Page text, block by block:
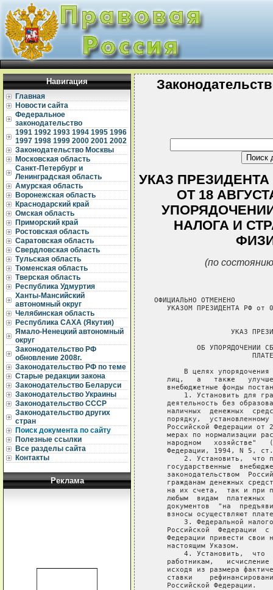
Навигация
Главная
Новости сайта
Федеральное
законодательство
1991 1992 1993 1994 1995 1996
1997 1998 1999 2000 2001 2002
Законодательство Москвы
Московская область
Санкт-Петербург и
Ленинградская область
Амурская область
Воронежская область
Краснодарский край
Омская область
Приморский край
Ростовская область
Саратовская область
Свердловская область
Тульская область
Тюменская область
Тверская область
Республика Удмуртия
Ханты-Мансийский
автономный округ
Челябинская область
Республика САХА (Якутия)
Ямало-Ненецкий автономный
округ
Законодательство РФ
обновление 2008г.
Законодательство РФ по теме
Старые редакции закона
Законодательство Беларуси
Законодательство Украины
Законодательство СССР
Законодательство других
стран
Поиск документа по сайту
Полезные ссылки
Все разделы сайта
Контакты
Реклама
УКАЗ
ОТ 18
НАЛОГА И
(по
ОФИЦИАЛЬНО ОТМЕНЕНО
УКАЗОМ ПРЕЗИДЕНТА РФ от
УКАЗ
ОБ УПОРЯДОЧЕНИИ
В целях
лиц,   а   также
внебюджетные фонды
1. Установить для
деятельность без
наличных  денежных
порядку,
Российской Федерации от
мерах по нормализации
народном   хозяйстве"
Федерации, 1994, N 5,
2. Установить,  что
государственные
законодательством
гражданам денежных
на их счета,  так и при
любым  видам  платежных
документов  "на
взносы осуществляют
3. Федеральной
Российской  Федерации
Федерации привести свои
    настоящим Указом.
4. Установить,  что
работникам,
исходя из размера
ставки
    Российской Федерации.